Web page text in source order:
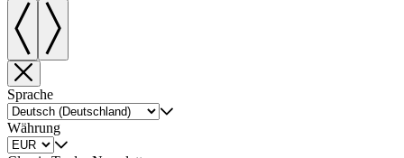
Sprache
Währung